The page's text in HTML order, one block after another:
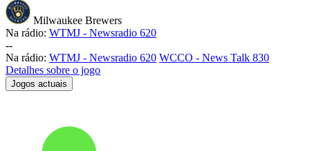
Milwaukee Brewers
Na rádio: WTMJ - Newsradio 620
--
Na rádio: WTMJ - Newsradio 620 WCCO - News Talk 830
Detalhes sobre o jogo
Jogos actuais